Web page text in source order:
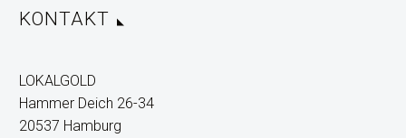
KONTAKT
LOKALGOLD
Hammer Deich 26-34
20537 Hamburg